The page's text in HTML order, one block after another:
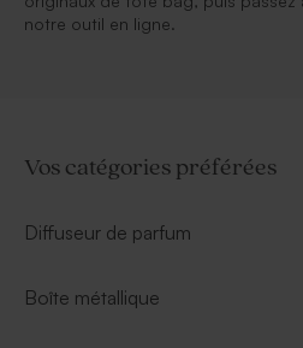
notre outil en ligne.
Vos catégories préférées
Diffuseur de parfum
Boîte métallique